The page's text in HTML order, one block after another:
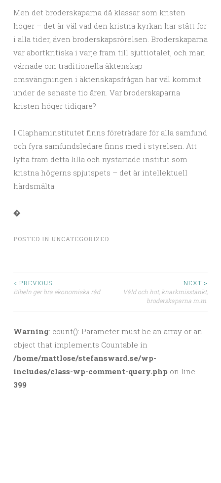
Men det broderskaparna då klassar som kristen
höger – det är väl vad den kristna kyrkan har stått för
i alla tider, även broderskapsrörelsen. Broderskaparna
var abortkritiska i varje fram till sjuttiotalet, och man
värnade om traditionella äktenskap –
omsvängningen i äktenskapsfrågan har väl kommit
under de senaste tio åren. Var broderskaparna
kristen höger tidigare?
I Claphaminstitutet finns företrädare för alla samfund
och fyra samfundsledare finns med i styrelsen. Att
lyfta fram detta lilla och nystartade institut som
kristna högerns spjutspets – det är intellektuell
härdsmälta.
�
POSTED IN UNCATEGORIZED
Post navigation
< PREVIOUS
Bibeln ger bra ekonomiska råd
NEXT >
Våld och hot, knarkmisstänkt,
broderskaparna m.m.
Warning: count(): Parameter must be an array or an
object that implements Countable in
/home/mattlose/stefansward.se/wp-
includes/class-wp-comment-query.php on line
399